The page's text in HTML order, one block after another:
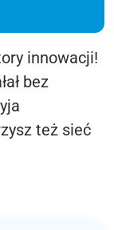
innowacji!
bez
też sieć